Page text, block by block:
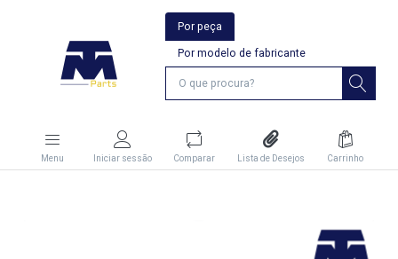
Por peça
Por modelo de fabricante
Menu Iniciar sessão Comparar Lista de Desejos Carrinho